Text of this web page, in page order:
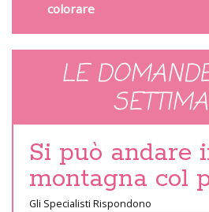
colorare
LE
Si può andare
montagna col
Gli Specialisti Rispondono